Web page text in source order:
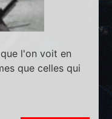
l'on voit en
que celles qui